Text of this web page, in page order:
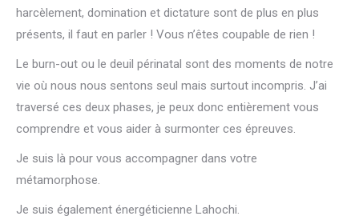
harcèlement, domination et dictature sont de plus en plus
présents, il faut en parler ! Vous n’êtes coupable de rien !
Le burn-out ou le deuil périnatal sont des moments de notre
vie où nous nous sentons seul mais surtout incompris. J’ai
traversé ces deux phases, je peux donc entièrement vous
comprendre et vous aider à surmonter ces épreuves.
Je suis là pour vous accompagner dans votre
métamorphose.
Je suis également énergéticienne Lahochi.